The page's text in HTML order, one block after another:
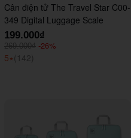
Cân điện tử The Travel Star C00-
349 Digital Luggage Scale
199.000₫
269.000₫ -26%
5⭑ (142)